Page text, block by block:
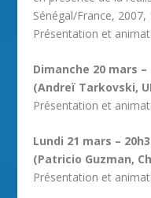
Sénégal/France, 2007,
Présentation et
Dimanche 20 mars –
(Andreï Tarkovski,
Présentation et
Lundi 21 mars –
(Patricio Guzman,
Présentation et